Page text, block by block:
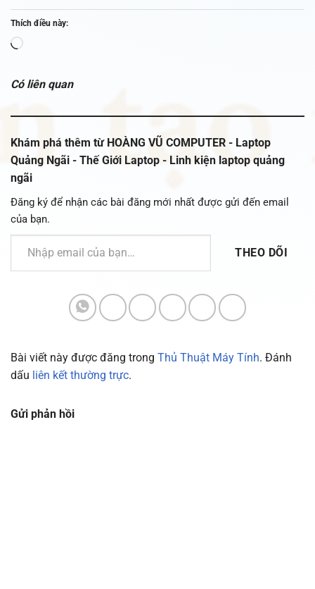
Thích điều này:
Có liên quan
Khám phá thêm từ HOÀNG VŨ COMPUTER - Laptop
Quảng Ngãi - Thế Giới Laptop - Linh kiện laptop quảng
ngãi
Đăng ký để nhận các bài đăng mới nhất được gửi đến email
của bạn.
Nhập email của bạn…
THEO DÕI
Bài viết này được đăng trong Thủ Thuật Máy Tính. Đánh
dấu liên kết thường trực.
Gửi phản hồi